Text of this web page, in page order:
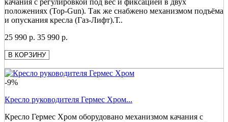
положениях (Top-Gun). Так же снабжено механизмом подъёма
и опускания кресла (Газ-Лифт).Т..
25 990 р. 35 990 р.
В КОРЗИНУ
-9%
Кресло руководителя Гермес Хром...
Кресло Гермес Хром оборудовано механизмом качания с